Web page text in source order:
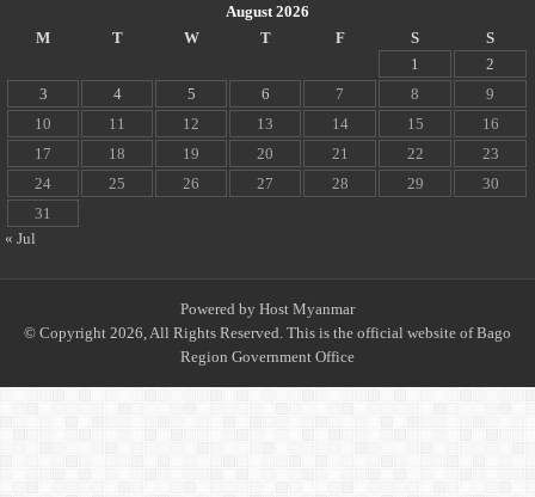
August 2026
M
T W T F S
S
1
2
3
4 5 6 7 8
9
10
11 12 13 14 15
16
17
18 19 20 21 22
23
24
25 26 27 28 29
30
31
« Jul
Powered by Host Myanmar
© Copyright 2026, All Rights Reserved. This is the official website of Bago
Region Government Office